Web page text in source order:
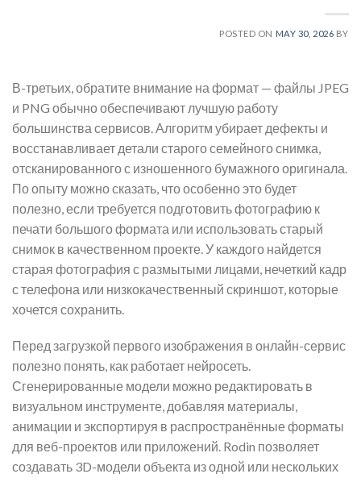
POSTED ON MAY 30, 2026 BY
В-третьих, обратите внимание на формат — файлы JPEG
и PNG обычно обеспечивают лучшую работу
большинства сервисов. Алгоритм убирает дефекты и
восстанавливает детали старого семейного снимка,
отсканированного с изношенного бумажного оригинала.
По опыту можно сказать, что особенно это будет
полезно, если требуется подготовить фотографию к
печати большого формата или использовать старый
снимок в качественном проекте. У каждого найдется
старая фотография с размытыми лицами, нечеткий кадр
с телефона или низкокачественный скриншот, которые
хочется сохранить.
Перед загрузкой первого изображения в онлайн-сервис
полезно понять, как работает нейросеть.
Сгенерированные модели можно редактировать в
визуальном инструменте, добавляя материалы,
анимации и экспортируя в распространённые форматы
для веб-проектов или приложений. Rodin позволяет
создавать 3D-модели объекта из одной или нескольких